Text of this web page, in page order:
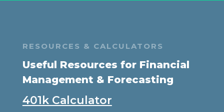
RESOURCES & CALCULATORS
Useful Resources for Financial
Management & Forecasting
401k Calculator